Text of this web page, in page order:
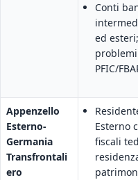
Conti
ed
problemi
PFIC/
Appenzello
Esterno-
Germania
Transfrontali
ero
Esterno
fiscali